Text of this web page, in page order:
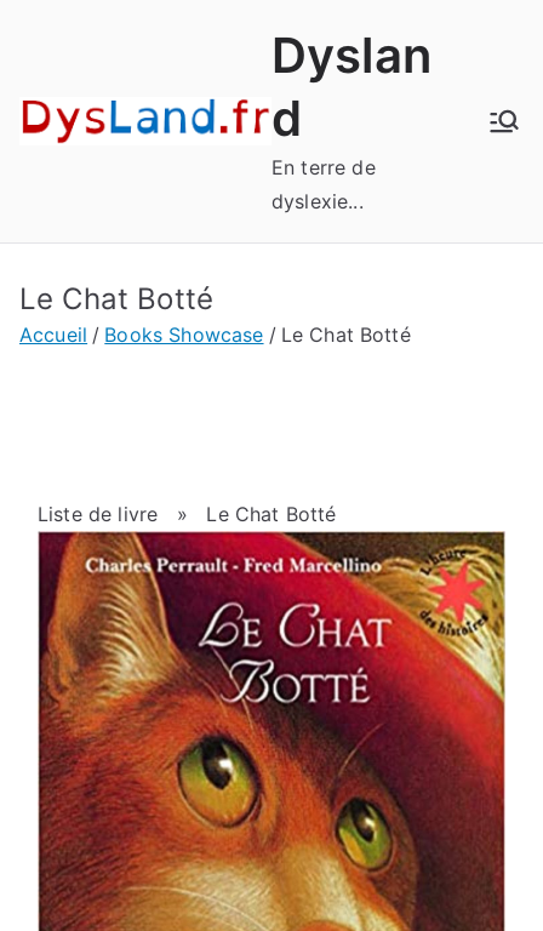
Dyslan
d
En terre de
dyslexie...
Le Chat Botté
Accueil Books Showcase Le Chat Botté
Liste de livre » Le Chat Botté